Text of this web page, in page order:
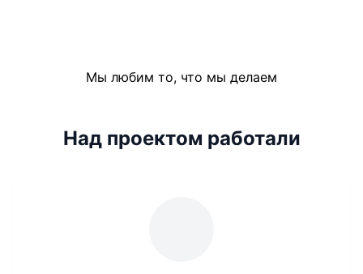
Мы любим то, что мы делаем
Над проектом работали